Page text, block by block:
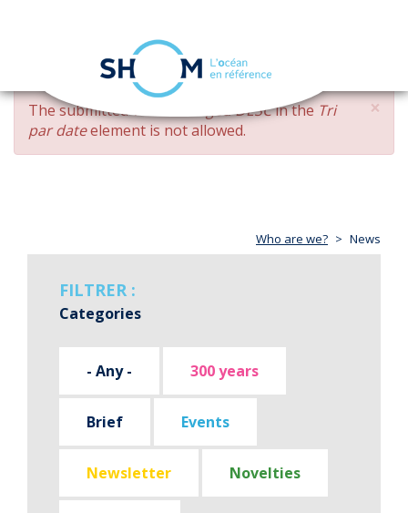
Skip
main
content
navigation
×
ERROR
MESSAGE
The submitted value changed DESCin the Tri
par dateelement is not allowed.
Who are we? News
FILTRER :
Categories
- Any - 300 years
Brief Events
Newsletter Novelties